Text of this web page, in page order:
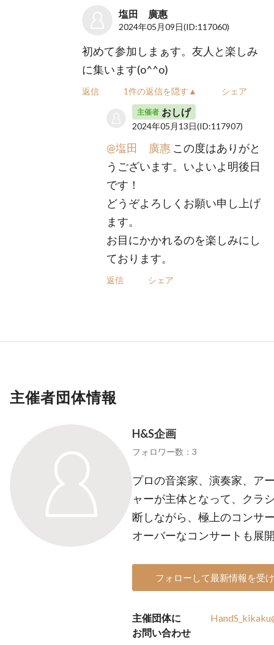
塩田 廣惠
2024年05月09日(ID:117060)
初めて参加しまぁす。友人と楽しみ
に集います(o^^o)
返信 1件の返信を隠す▲ シェア
主催者 おしげ
2024年05月13日(ID:117907)
@塩田 廣惠この度はありがと
うございます。いよいよ明後日
です！
どうぞよろしくお願い申し上げ
ます。
お目にかかれるのを楽しみにし
ております。
返信 シェア
主催者団体情報
H&S企画
フォロワー数：3
プロの音楽家、演奏家、ア
ャーが主体となって、クラ
断しながら、極上のコンサ
オーバーなコンサートも展
フォローして最新情報を受
主催団体に
お問い合わせ